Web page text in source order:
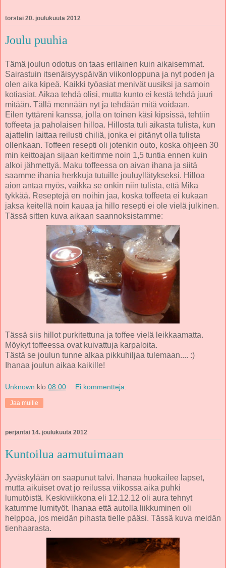
torstai 20. joulukuuta 2012
Joulu puuhia
Tämä joulun odotus on taas erilainen kuin aikaisemmat.
Sairastuin itsenäisyyspäivän viikonloppuna ja nyt poden ja
olen aika kipeä. Kaikki työasiat menivät uusiksi ja samoin
kotiasiat. Aikaa tehdä olisi, mutta kunto ei kestä tehdä juuri
mitään. Tällä mennään nyt ja tehdään mitä voidaan.
Eilen tyttäreni kanssa, jolla on toinen käsi kipsissä, tehtiin
toffeeta ja paholaisen hilloa. Hillosta tuli aikasta tulista, kun
ajattelin laittaa reilusti chiliä, jonka ei pitänyt olla tulista
ollenkaan. Toffeen resepti oli jotenkin outo, koska ohjeen 30
min keittoajan sijaan keitimme noin 1,5 tuntia ennen kuin
alkoi jähmettyä. Maku toffeessa on aivan ihana ja siitä
saamme ihania herkkuja tutuille jouluyllätykseksi. Hilloa
aion antaa myös, vaikka se onkin niin tulista, että Mika
tykkää. Reseptejä en noihin jaa, koska toffeeta ei kukaan
jaksa keitellä noin kauaa ja hillo resepti ei ole vielä julkinen.
Tässä sitten kuva aikaan saannoksistamme:
Tässä siis hillot purkitettuna ja toffee vielä leikkaamatta.
Möykyt toffeessa ovat kuivattuja karpaloita.
Tästä se joulun tunne alkaa pikkuhiljaa tulemaan.... :)
Ihanaa joulun aikaa kaikille!
Unknown klo 08:00 Ei kommentteja:
Jaa muille
perjantai 14. joulukuuta 2012
Kuntoilua aamutuimaan
Jyväskylään on saapunut talvi. Ihanaa huokailee lapset,
mutta aikuiset ovat jo reilussa viikossa aika puhki
lumutöistä. Keskiviikkona eli 12.12.12 oli aura tehnyt
katumme lumityöt. Ihanaa että autolla liikkuminen oli
helppoa, jos meidän pihasta tielle pääsi. Tässä kuva meidän
tienhaarasta.